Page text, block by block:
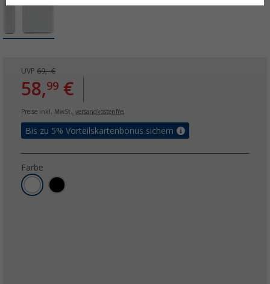
UVP 69,- €
58,99 €
Preise inkl. MwSt., versandkostenfrei
Bis zu 5% Vorteilskartenbonus sichern
Farbe